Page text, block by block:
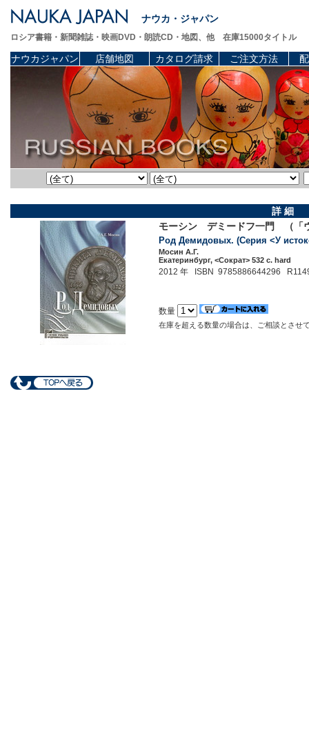
ナウカ・ジャパン
ロシア書籍・新聞雑誌・映画DVD・朗読CD・地図、他 在庫15000タイトル
ナウカジャパン 店舗地図 カタログ請求 ご注文方法
詳 細
モーシン デミードフ一門 （「
Род Демидовых. (Серия <У
Мосин А.Г.
Екатеринбург, <Сократ> 532 c. hard
2012 年 ISBN 9785886644296
数量
在庫を超える数量の場合は、ご相談とさせ